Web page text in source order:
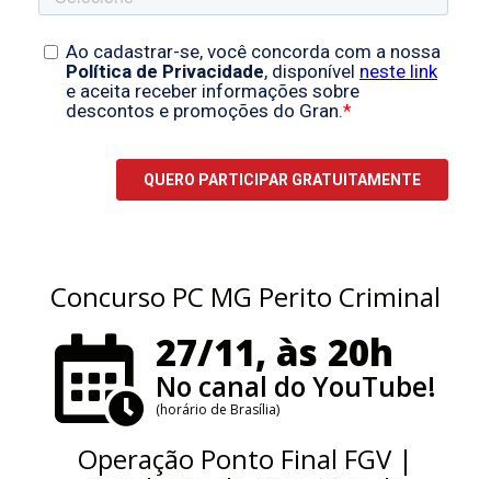
Concurso PC MG Perito Criminal
27/11, às 20h
No canal do YouTube!
(horário de Brasília)
Operação Ponto Final FGV |